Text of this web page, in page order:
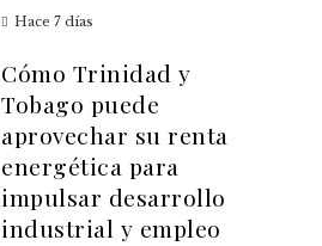
Hace 7 días
Cómo Trinidad y
Tobago puede
aprovechar su renta
energética para
impulsar desarrollo
industrial y empleo